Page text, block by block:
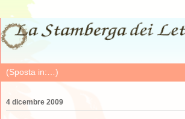
4 dicembre 2009